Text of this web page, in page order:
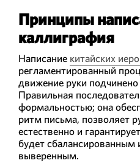
Принципы
каллиграфия
Написание китайских
регламентированный
движение руки
Правильная
формальностью; она
ритм письма, позволяет
естественно и
будет сбалансированным
выверенным.